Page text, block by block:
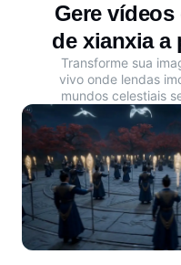
Gere
de xianxia a
Transforme sua
vivo onde lendas
mundos celestiais